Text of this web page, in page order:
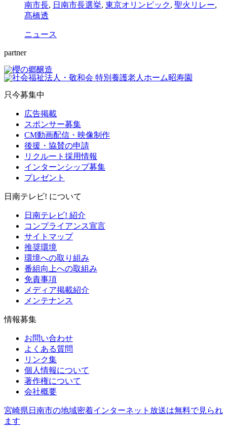
南市長, 日南市長選挙, 東京オリンピック, 聖火リレー,
髙橋透
ニュース
partner
只今募集中
広告掲載
スポンサー募集
CM動画配信・映像制作
後援・協賛の申請
リクルート採用情報
インターンシップ募集
プレゼント
日南テレビ! について
日南テレビ! 紹介
コンプライアンス宣言
サイトマップ
推奨環境
環境への取り組み
番組向上への取組み
免責事項
メディア掲載紹介
メンテナンス
情報募集
お問い合わせ
よくある質問
リンク集
個人情報について
著作権について
会社概要
宮崎県日南市の地域密着インターネット放送は無料で見られ
ます